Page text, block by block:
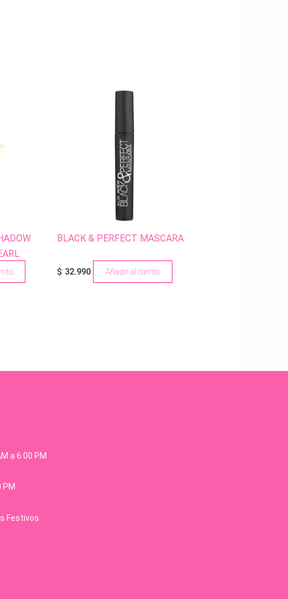
BLACK & PERFECT MASCARA
$ 32.990 Añadir al carrito
a 6:00 PM
PM
Festivos